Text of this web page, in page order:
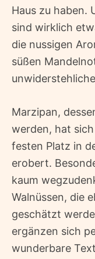
Haus zu haben.
sind wirklich
die nussigen
süßen
Marzipan,
werden, hat
festen Platz in
erobert.
kaum
Walnüssen, die
geschätzt
ergänzen sich
wunderbare